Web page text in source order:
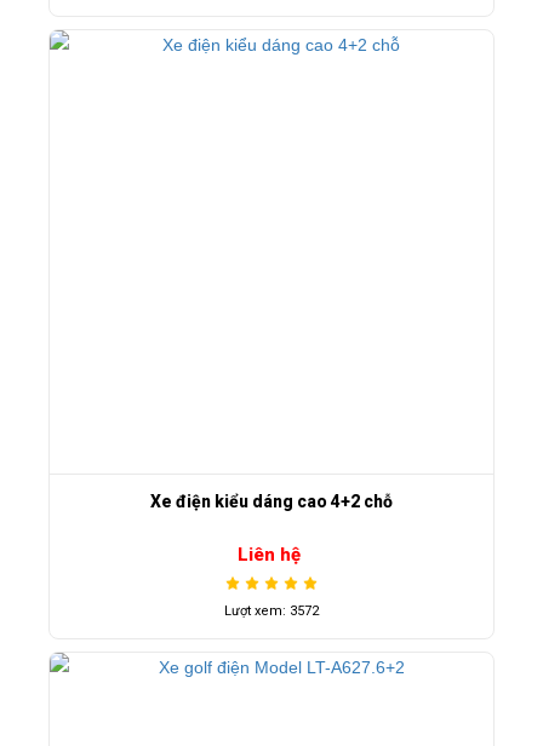
Xe điện kiểu dáng cao 4+2 chỗ
Liên hệ
Lượt xem: 3572